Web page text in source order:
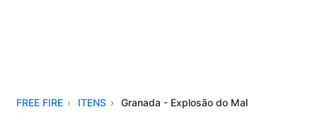
FREE FIRE ITENS Granada - Explosão do Mal